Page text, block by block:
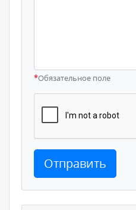
*Обязательное поле
Отправить